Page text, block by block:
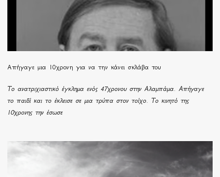
Απήγαγε μια 10χρονη για να την κάνει σκλάβα του
Το ανατριχιαστικό έγκλημα ενός 47χρονου στην Αλαμπάμα. Απήγαγε
το παιδί και το έκλεισε σε μια τρύπα στον τοίχο. Το κινητό της
10χρονης την έσωσε